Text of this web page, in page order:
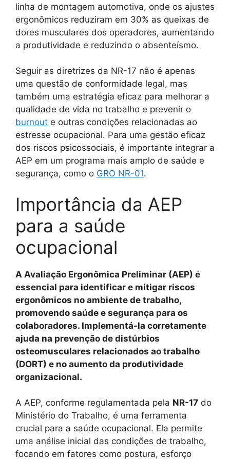
linha de montagem automotiva, onde os ajustes
ergonômicos reduziram em 30% as queixas de
dores musculares dos operadores, aumentando
a produtividade e reduzindo o absenteísmo.
Seguir as diretrizes da NR-17 não é apenas
uma questão de conformidade legal, mas
também uma estratégia eficaz para melhorar a
qualidade de vida no trabalho e prevenir o
burnout e outras condições relacionadas ao
estresse ocupacional. Para uma gestão eficaz
dos riscos psicossociais, é importante integrar a
AEP em um programa mais amplo de saúde e
segurança, como o GRO NR-01.
Importância da AEP
para a saúde
ocupacional
A Avaliação Ergonômica Preliminar (AEP) é
essencial para identificar e mitigar riscos
ergonômicos no ambiente de trabalho,
promovendo saúde e segurança para os
colaboradores. Implementá-la corretamente
ajuda na prevenção de distúrbios
osteomusculares relacionados ao trabalho
(DORT) e no aumento da produtividade
organizacional.
A AEP, conforme regulamentada pela NR-17 do
Ministério do Trabalho, é uma ferramenta
crucial para a saúde ocupacional. Ela permite
uma análise inicial das condições de trabalho,
focando em fatores como postura, esforço